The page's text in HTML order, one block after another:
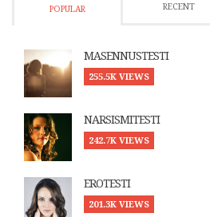
POPULAR RECENT
MASENNUSTESTI
255.5K VIEWS
NARSISMITESTI
242.7K VIEWS
EROTESTI
201.3K VIEWS